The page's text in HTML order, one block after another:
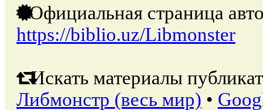
Официальная страница
https://biblio.uz/Libmonster
Искать материалы
Либмонстр (весь мир) •